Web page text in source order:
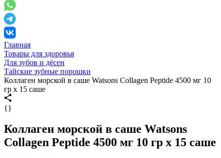
Главная
Товары для здоровья
Для зубов и дёсен
Тайские зубные порошки
Коллаген морской в саше Watsons Collagen Peptide 4500 мг 10
гр x 15 саше
{}
Коллаген морской в саше Watsons
Collagen Peptide 4500 мг 10 гр x 15 саше